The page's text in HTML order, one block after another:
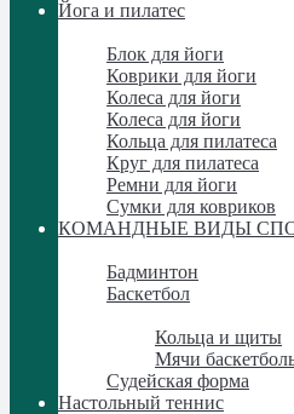
Йога и пилатес
Блок для йоги
Коврики для йоги
Колеса для йоги
Колеса для йоги
Кольца для пилатеса
Круг для пилатеса
Ремни для йоги
Сумки для ковриков
КОМАНДНЫЕ ВИДЫ
Бадминтон
Баскетбол
Кольца и щиты
Мячи
Судейская форма
Настольный теннис